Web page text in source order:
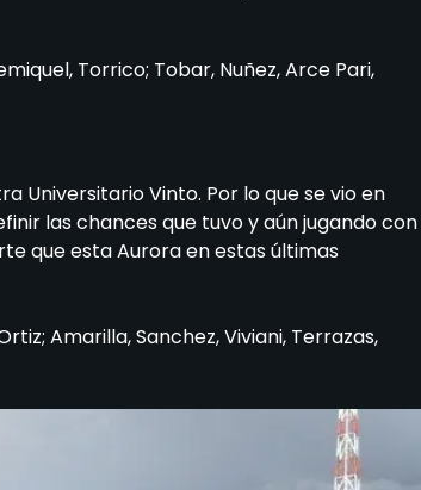
Torrico; Tobar, Nuñez, Arce Pari,
Universitario Vinto. Por lo que se vio en
las chances que tuvo y aún jugando con
que esta Aurora en estas últimas
Amarilla, Sanchez, Viviani, Terrazas,